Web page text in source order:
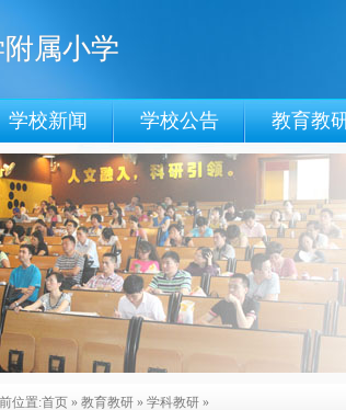
属小学
学校新闻 学校公告 教育教
位置:首页 » 教育教研 » 学科教研 »